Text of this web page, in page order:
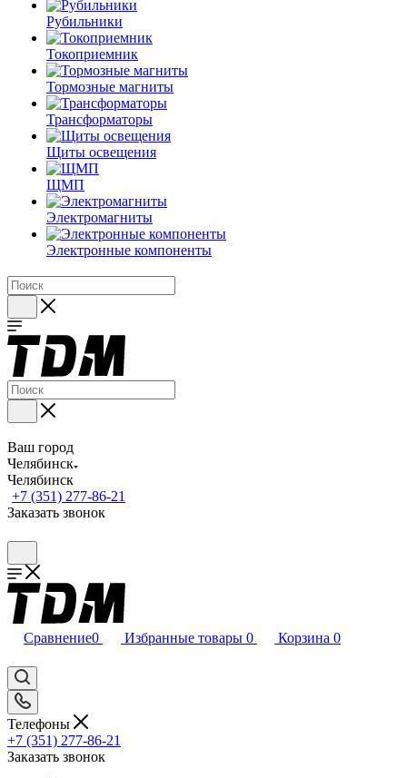
Рубильники
Токоприемник
Тормозные магниты
Трансформаторы
Щиты освещения
ЩМП
Электромагниты
Электронные компоненты
Ваш город
Челябинск
Челябинск
+7 (351) 277-86-21
Заказать звонок
Сравнение0 Избранные товары 0 Корзина 0
Телефоны
+7 (351) 277-86-21
Заказать звонок